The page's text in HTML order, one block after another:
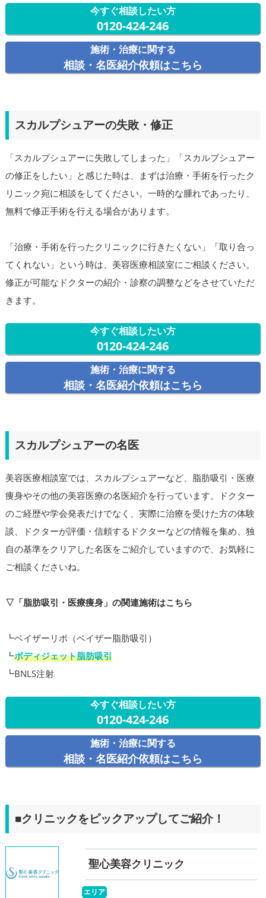
今すぐ相談したい方
0120-424-246
施術・治療に関する
相談・名医紹介依頼はこちら
スカルプシュアーの失敗・修正
「スカルプシュアーに失敗してしまった」「スカルプシュアー
の修正をしたい」と感じた時は、まずは治療・手術を行ったク
リニック宛に相談をしてください。一時的な腫れであったり、
無料で修正手術を行える場合があります。
「治療・手術を行ったクリニックに行きたくない」「取り合っ
てくれない」という時は、美容医療相談室にご相談ください。
修正が可能なドクターの紹介・診察の調整などをさせていただ
きます。
今すぐ相談したい方
0120-424-246
施術・治療に関する
相談・名医紹介依頼はこちら
スカルプシュアーの名医
美容医療相談室では、スカルプシュアーなど、脂肪吸引・医療
痩身やその他の美容医療の名医紹介を行っています。ドクター
のご経歴や学会発表だけでなく、実際に治療を受けた方の体験
談、ドクターが評価・信頼するドクターなどの情報を集め、独
自の基準をクリアした名医をご紹介していますので、お気軽に
ご相談くださいね。
▽「脂肪吸引・医療痩身」の関連施術はこちら
┗ベイザーリポ（ベイザー脂肪吸引）
┗ボディジェット脂肪吸引
┗BNLS注射
今すぐ相談したい方
0120-424-246
施術・治療に関する
相談・名医紹介依頼はこちら
■クリニックをピックアップしてご紹介！
聖心美容クリニック
エリア